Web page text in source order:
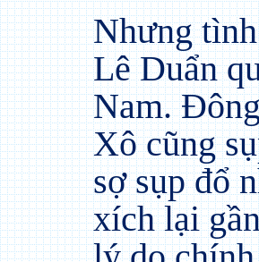
Nhưng
Lê Duẩn
Nam.
Xô cũng
sợ sụp đổ
xích lại